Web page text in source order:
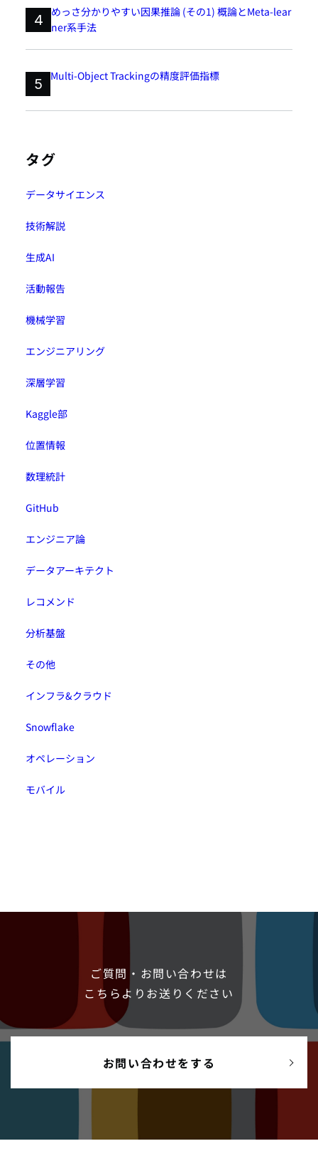
4
めっさ分かりやすい因果推論 (その1) 概論とMeta-lear
ner系手法
5 Multi-Object Trackingの精度評価指標
タグ
データサイエンス
技術解説
生成AI
活動報告
機械学習
エンジニアリング
深層学習
Kaggle部
位置情報
数理統計
GitHub
エンジニア論
データアーキテクト
レコメンド
分析基盤
その他
インフラ&クラウド
Snowflake
オペレーション
モバイル
ご質問・お問い合わせは
こちらよりお送りください
お問い合わせをする